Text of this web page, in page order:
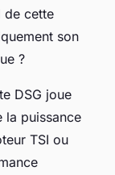
de cette
son
?
DSG joue
la puissance
TSI ou